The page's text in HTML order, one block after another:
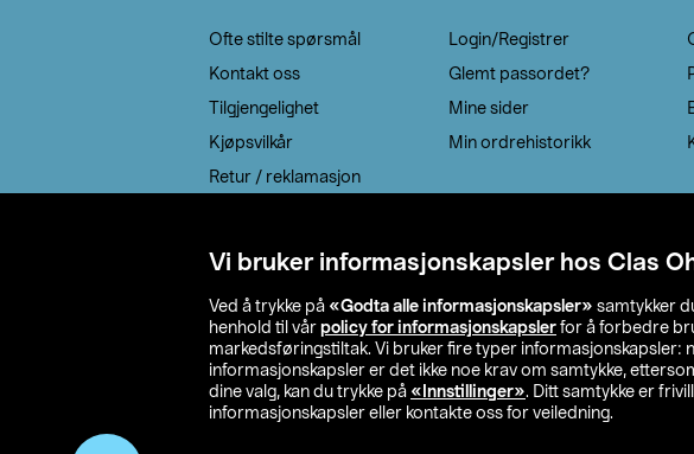
Vi bruker informasjonskapsler hos Clas
Ved å trykke på «Godta alle informasjonskapsler» samtykker
henhold til vår policy for informasjonskapsler for å forbedre
markedsføringstiltak. Vi bruker fire typer informasjonskapsler:
informasjonskapsler er det ikke noe krav om samtykke,
dine valg, kan du trykke på «Innstillinger». Ditt samtykke er
informasjonskapsler eller kontakte oss for veiledning.
Ofte stilte spørsmål
Kontakt oss
Tilgjengelighet
Kjøpsvilkår
Retur / reklamasjon
Login/Registrer
Glemt passordet?
Mine sider
Min ordrehistorikk